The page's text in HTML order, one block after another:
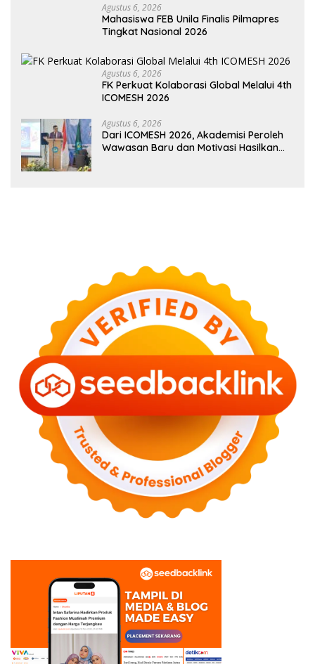
Agustus 6, 2026
Mahasiswa FEB Unila Finalis Pilmapres
Tingkat Nasional 2026
Agustus 6, 2026
FK Perkuat Kolaborasi Global Melalui 4th
ICOMESH 2026
Agustus 6, 2026
Dari ICOMESH 2026, Akademisi Peroleh
Wawasan Baru dan Motivasi Hasilkan